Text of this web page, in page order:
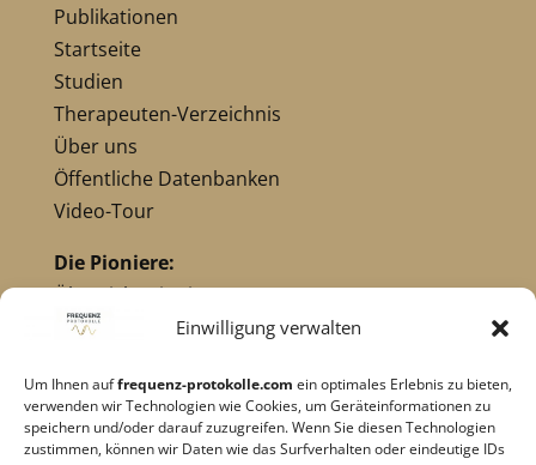
Einwilligung verwalten
Um Ihnen auffrequenz-protokolle.com ein optimales Erlebnis zu bieten,
verwenden wir Technologien wie Cookies, um Geräteinformationen zu
speichern und/oder darauf zuzugreifen. Wenn Sie diesen Technologien
zustimmen, können wir Daten wie das Surfverhalten oder eindeutige IDs
Publikationen
Startseite
Studien
Therapeuten-Verzeichnis
Über uns
Öffentliche Datenbanken
Video-Tour
Die Pioniere:
Übersicht Pioniere
Nikola Tesla
Dr. Hulda Clark
Robert C. Beck
Georges Lakhovsky